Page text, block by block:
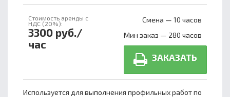
Стоимость аренды с
НДС (20%):
3300 руб./
час
Смена — 10 часов
Мин заказ — 280 часов
ЗАКАЗАТЬ
Используется для выполнения профильных работ по